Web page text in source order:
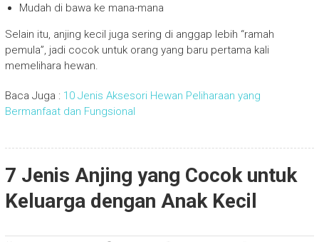
Mudah di bawa ke mana-mana
Selain itu, anjing kecil juga sering di anggap lebih “ramah
pemula”, jadi cocok untuk orang yang baru pertama kali
memelihara hewan.
Baca Juga : 10 Jenis Aksesori Hewan Peliharaan yang
Bermanfaat dan Fungsional
7 Jenis Anjing yang Cocok untuk
Keluarga dengan Anak Kecil